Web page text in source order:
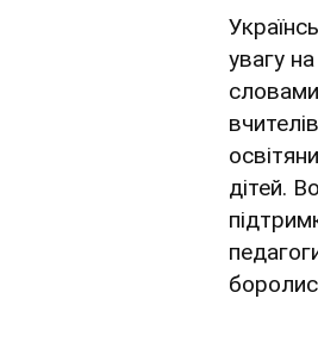
увагу
дітей.